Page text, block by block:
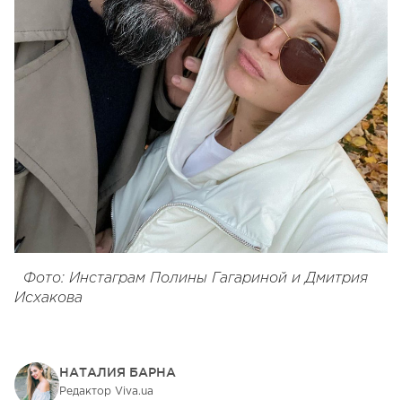
Фото: Инстаграм Полины Гагариной и Дмитрия
Исхакова
НАТАЛИЯ БАРНА
Редактор Viva.ua